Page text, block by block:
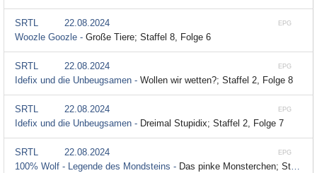
EPG
SRTL
22.08.2024
Woozle Goozle - Große Tiere; Staffel 8, Folge 6
EPG
SRTL
22.08.2024
Idefix und die Unbeugsamen - Wollen wir wetten?; Staffel 2, Folge 8
EPG
SRTL
22.08.2024
Idefix und die Unbeugsamen - Dreimal Stupidix; Staffel 2, Folge 7
EPG
SRTL
22.08.2024
100% Wolf - Legende des Mondsteins - Das pinke Monsterchen; Staffel 1, Folge 19